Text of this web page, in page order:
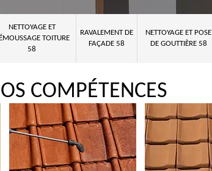
NETTOYAGE ET
TOITURE
58
RAVALEMENT DE
FAÇADE 58
NETTOYAGE ET POSE
DE GOUTTIÈRE 58
COMPÉTENCES